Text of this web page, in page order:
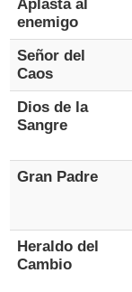
Aplasta al
enemigo
Señor del
Caos
Dios de la
Sangre
Gran Padre
Heraldo del
Cambio